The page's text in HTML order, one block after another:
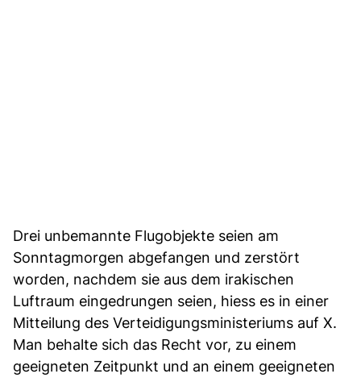
Drei unbemannte Flugobjekte seien am
Sonntagmorgen abgefangen und zerstört
worden, nachdem sie aus dem irakischen
Luftraum eingedrungen seien, hiess es in einer
Mitteilung des Verteidigungsministeriums auf X.
Man behalte sich das Recht vor, zu einem
geeigneten Zeitpunkt und an einem geeigneten